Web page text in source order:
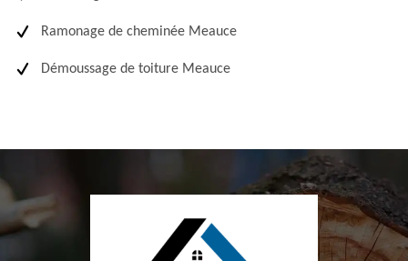
Ramonage de cheminée Meauce
Démoussage de toiture Meauce